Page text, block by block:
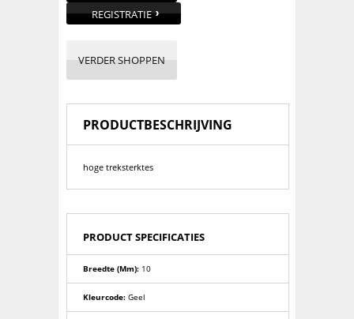
REGISTRATIE
VERDER SHOPPEN
PRODUCTBESCHRIJVING
hoge treksterktes
PRODUCT SPECIFICATIES
Breedte (mm): 10
Kleurcode: Geel